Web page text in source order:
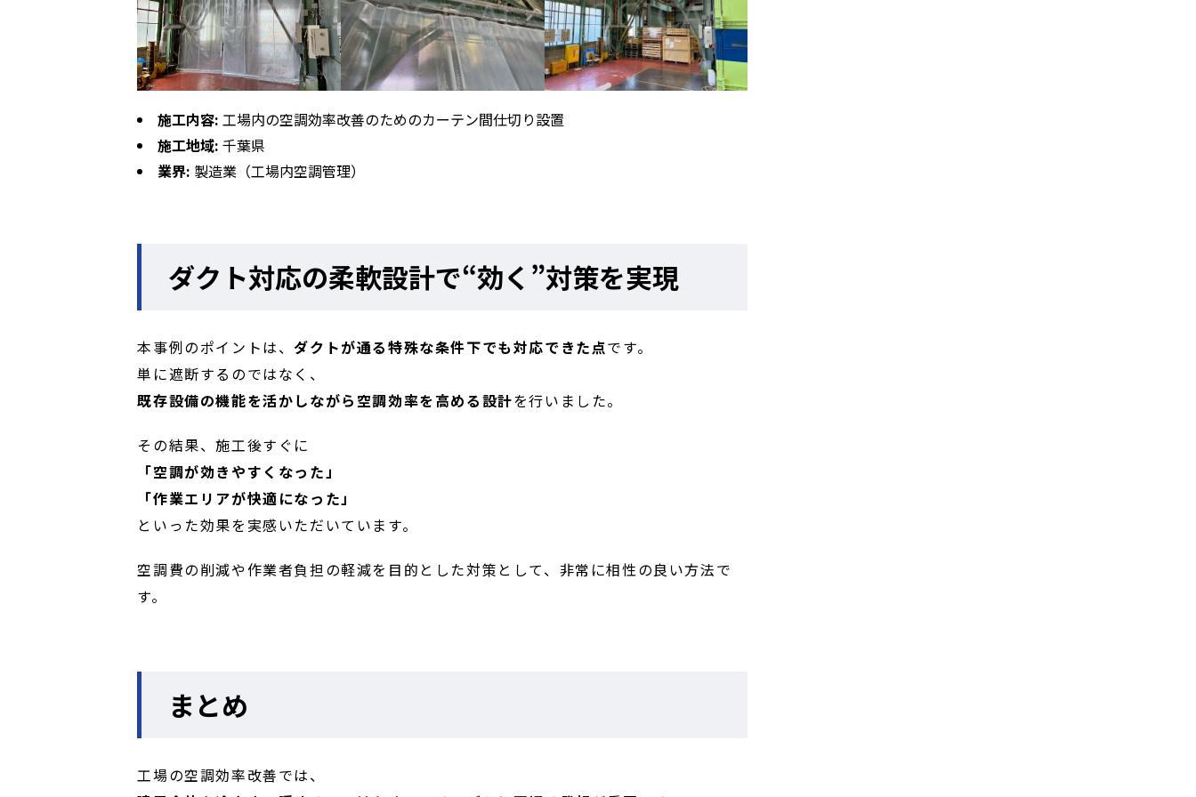
施工内容: 工場内の空調効率改善のためのカーテン間仕切り設置
施工地域: 千葉県
業界: 製造業（工場内空調管理）
ダクト対応の柔軟設計で“効く”対策を実現
本事例のポイントは、ダクトが通る特殊な条件下でも対応できた点です。
単に遮断するのではなく、
既存設備の機能を活かしながら空調効率を高める設計を行いました。
その結果、施工後すぐに
「空調が効きやすくなった」
「作業エリアが快適になった」
といった効果を実感いただいています。
空調費の削減や作業者負担の軽減を目的とした対策として、非常に相性の良い方法で
す。
まとめ
工場の空調効率改善では、